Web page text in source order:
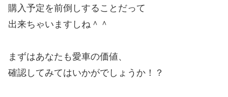
購入予定を前倒しすることだって
出来ちゃいますしね＾＾
まずはあなたも愛車の価値、
確認してみてはいかがでしょうか！？